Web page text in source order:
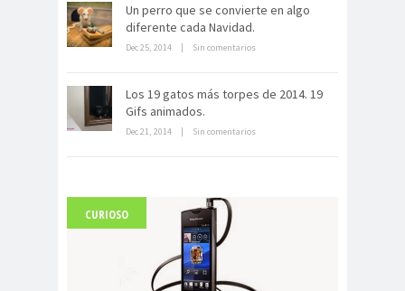
abandonado
Carlo Acutis, el beato incorrupto de
15 años
Un perro que se convierte en algo
diferente cada Navidad.
Dec 25, 2014 | Sin comentarios
Los 19 gatos más torpes de 2014. 19
Gifs animados.
Dec 21, 2014 | Sin comentarios
CURIOSO